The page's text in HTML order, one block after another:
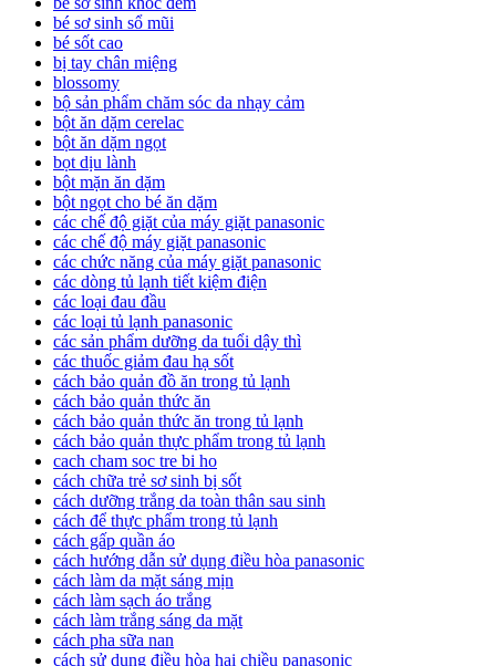
bé sơ sinh sổ mũi
bé sốt cao
bị tay chân miệng
blossomy
bộ sản phẩm chăm sóc da nhạy cảm
bột ăn dặm cerelac
bột ăn dặm ngọt
bọt dịu lành
bột mặn ăn dặm
bột ngọt cho bé ăn dặm
các chế độ giặt của máy giặt panasonic
các chế độ máy giặt panasonic
các chức năng của máy giặt panasonic
các dòng tủ lạnh tiết kiệm điện
các loại đau đầu
các loại tủ lạnh panasonic
các sản phẩm dưỡng da tuổi dậy thì
các thuốc giảm đau hạ sốt
cách bảo quản đồ ăn trong tủ lạnh
cách bảo quản thức ăn
cách bảo quản thức ăn trong tủ lạnh
cách bảo quản thực phẩm trong tủ lạnh
cach cham soc tre bi ho
cách chữa trẻ sơ sinh bị sốt
cách dưỡng trắng da toàn thân sau sinh
cách để thực phẩm trong tủ lạnh
cách gấp quần áo
cách hướng dẫn sử dụng điều hòa panasonic
cách làm da mặt sáng mịn
cách làm sạch áo trắng
cách làm trắng sáng da mặt
cách pha sữa nan
cách sử dụng điều hòa hai chiều panasonic